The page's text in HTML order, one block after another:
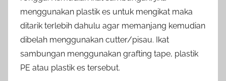
menggunakan plastik es untuk mengikat maka
ditarik terlebih dahulu agar memanjang kemudian
dibelah menggunakan cutter/pisau. Ikat
sambungan menggunakan grafting tape, plastik
PE atau plastik es tersebut.